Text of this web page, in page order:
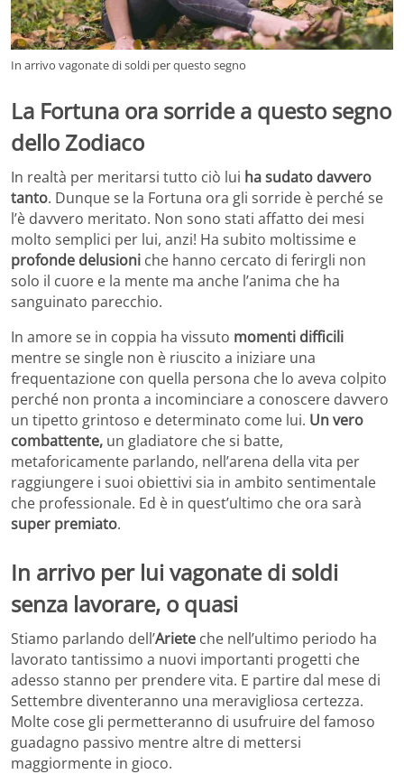
In arrivo vagonate di soldi per questo segno
La Fortuna ora sorride a questo segno
dello Zodiaco
In realtà per meritarsi tutto ciò lui ha sudato davvero
tanto. Dunque se la Fortuna ora gli sorride è perché se
l’è davvero meritato. Non sono stati affatto dei mesi
molto semplici per lui, anzi! Ha subito moltissime e
profonde delusioni che hanno cercato di ferirgli non
solo il cuore e la mente ma anche l’anima che ha
sanguinato parecchio.
In amore se in coppia ha vissuto momenti difficili
mentre se single non è riuscito a iniziare una
frequentazione con quella persona che lo aveva colpito
perché non pronta a incominciare a conoscere davvero
un tipetto grintoso e determinato come lui. Un vero
combattente, un gladiatore che si batte,
metaforicamente parlando, nell’arena della vita per
raggiungere i suoi obiettivi sia in ambito sentimentale
che professionale. Ed è in quest’ultimo che ora sarà
super premiato.
In arrivo per lui vagonate di soldi
senza lavorare, o quasi
Stiamo parlando dell’Ariete che nell’ultimo periodo ha
lavorato tantissimo a nuovi importanti progetti che
adesso stanno per prendere vita. E partire dal mese di
Settembre diventeranno una meravigliosa certezza.
Molte cose gli permetteranno di usufruire del famoso
guadagno passivo mentre altre di mettersi
maggiormente in gioco.